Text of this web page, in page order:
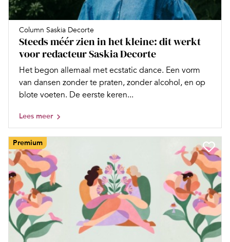
Column Saskia Decorte
Steeds méér zien in het kleine: dit werkt
voor redacteur Saskia Decorte
Het begon allemaal met ecstatic dance. Een vorm
van dansen zonder te praten, zonder alcohol, en op
blote voeten. De eerste keren...
Lees meer
Premium